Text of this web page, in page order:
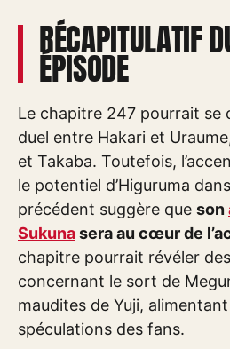
RÉCAPITULATIF
ÉPISODE
Le chapitre 247 pourrait se
duel entre Hakari et
et Takaba. Toutefois,
le potentiel d’Higuruma
précédent suggère que son
Sukunasera au cœur de
chapitre pourrait révéler
concernant le sort de
maudites de Yuji,
spéculations des fans.